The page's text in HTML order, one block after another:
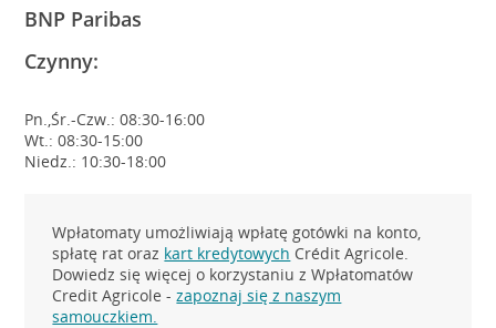
BNP Paribas
Czynny:
Pn.,Śr.-Czw.: 08:30-16:00
Wt.: 08:30-15:00
Niedz.: 10:30-18:00
Wpłatomaty umożliwiają wpłatę gotówki na konto,
spłatę rat oraz kart kredytowych Crédit Agricole.
Dowiedz się więcej o korzystaniu z Wpłatomatów
Credit Agricole -zapoznaj się z naszym
samouczkiem.